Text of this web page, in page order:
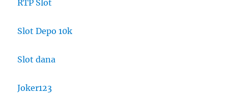
RTP Slot
Slot Depo 10k
Slot dana
Joker123